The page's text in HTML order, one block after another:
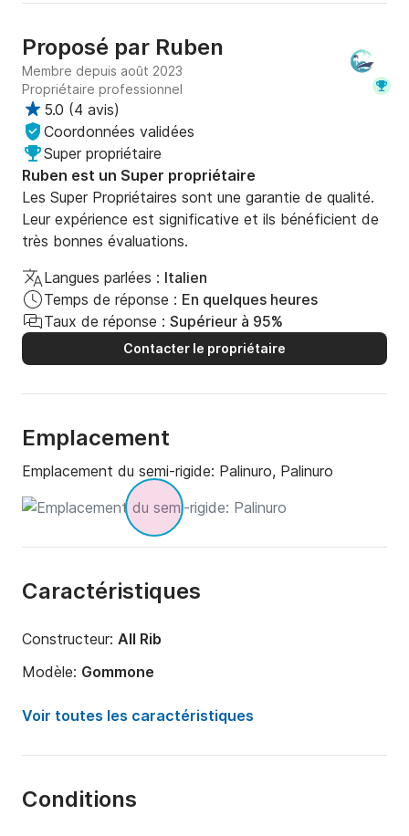
Proposé par Ruben
Membre depuis août 2023
Propriétaire professionnel
5.0 (4 avis)
Coordonnées validées
Super propriétaire
Ruben est un Super propriétaire
Les Super Propriétaires sont une garantie de qualité.
Leur expérience est significative et ils bénéficient de
très bonnes évaluations.
Langues parlées : Italien
Temps de réponse : En quelques heures
Taux de réponse : Supérieur à 95%
Contacter le propriétaire
Emplacement
Emplacement du semi-rigide: Palinuro, Palinuro
Caractéristiques
Constructeur: All Rib
Modèle: Gommone
Longueur:
Voir toutes les caractéristiques
Conditions